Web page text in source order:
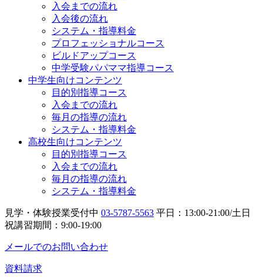
入会までの流れ
入会後の流れ
システム・指導料金
プロフェッショナルコース
ビルドアップコース
中学受験パパママ指導コース
中学生向けコンテンツ
目的別指導コース
入会までの流れ
毎月の指導の流れ
システム・指導料金
高校生向けコンテンツ
目的別指導コース
入会までの流れ
毎月の指導の流れ
システム・指導料金
見学・体験授業受付中 03-5787-5563 平日：13:00-21:00/土日
祝講習期間：9:00-19:00
メールでのお問い合わせ
資料請求